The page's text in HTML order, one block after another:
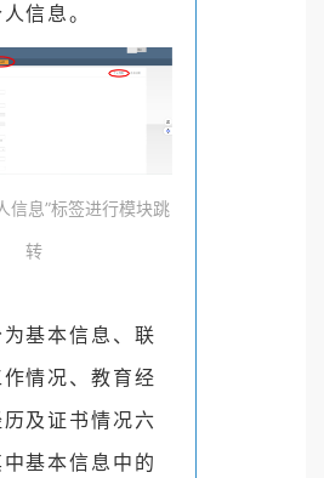
信息。
信息”标签进行模块跳
转
基本信息、联
情况、教育经
及证书情况六
基本信息中的